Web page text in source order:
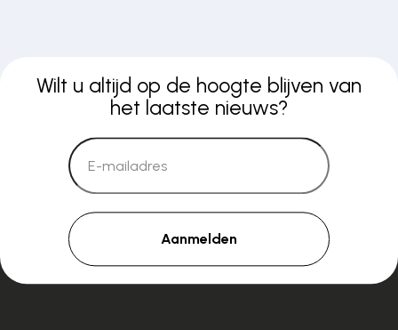
Wilt u altijd op de hoogte blijven van
het laatste nieuws?
Aanmelden